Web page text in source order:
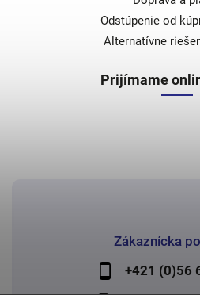
Zákaznícka
+421 (0)56
Odstúpenie od
Alternatívne
Prijímame